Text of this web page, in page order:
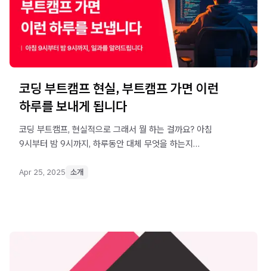
코딩 부트캠프 현실, 부트캠프 가면 이런
하루를 보내게 됩니다
코딩 부트캠프, 현실적으로 그래서 뭘 하는 걸까요? 아침
9시부터 밤 9시까지, 하루동안 대체 무엇을 하는지
Apr 25, 2025 소개